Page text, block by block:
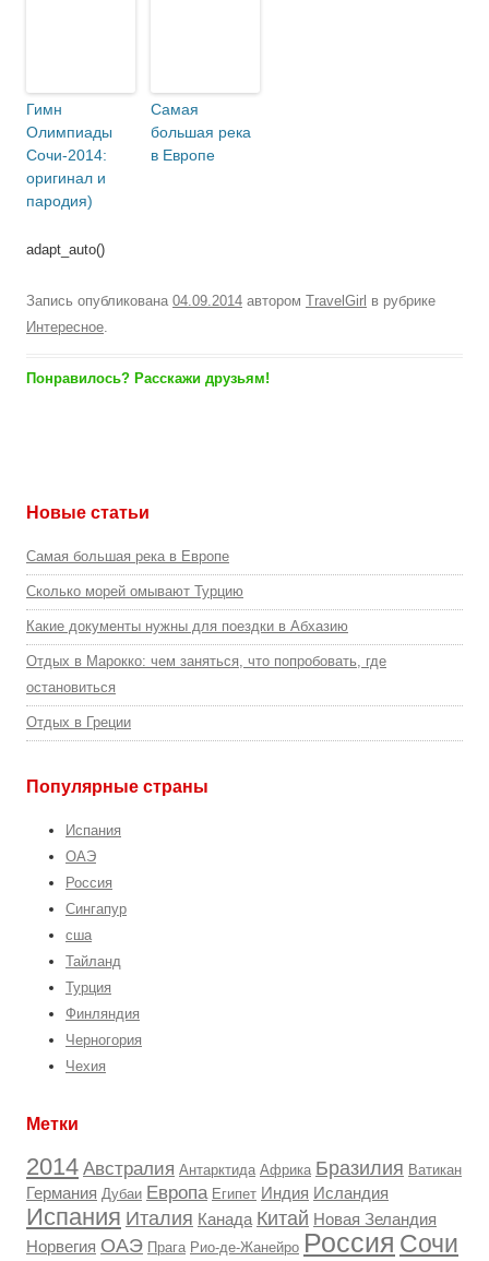
Гимн
Олимпиады
Сочи-2014:
оригинал и
пародия)
Самая
большая река
в Европе
adapt_auto()
Запись опубликована 04.09.2014 автором TravelGirl в рубрике
Интересное.
Понравилось? Расскажи друзьям!
Новые статьи
Самая большая река в Европе
Сколько морей омывают Турцию
Какие документы нужны для поездки в Абхазию
Отдых в Марокко: чем заняться, что попробовать, где
остановиться
Отдых в Греции
Популярные страны
Испания
ОАЭ
Россия
Сингапур
сша
Тайланд
Турция
Финляндия
Черногория
Чехия
Метки
2014 Австралия Антарктида Африка Бразилия Ватикан
Германия Дубаи Европа Египет Индия Исландия
Испания Италия Канада Китай Новая Зеландия
Норвегия ОАЭ Прага Рио-де-Жанейро Россия Сочи